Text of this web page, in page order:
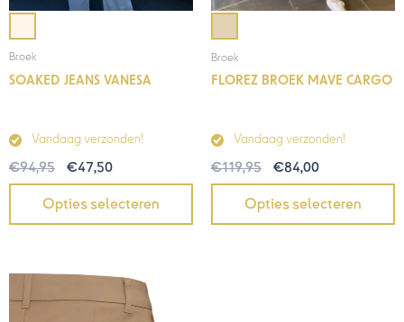
Broek
SOAKED JEANS VANESA
Vandaag verzonden!
€94,95 €47,50
Opties selecteren
Broek
FLOREZ BROEK MAVE CARGO
Vandaag verzonden!
€119,95 €84,00
Opties selecteren